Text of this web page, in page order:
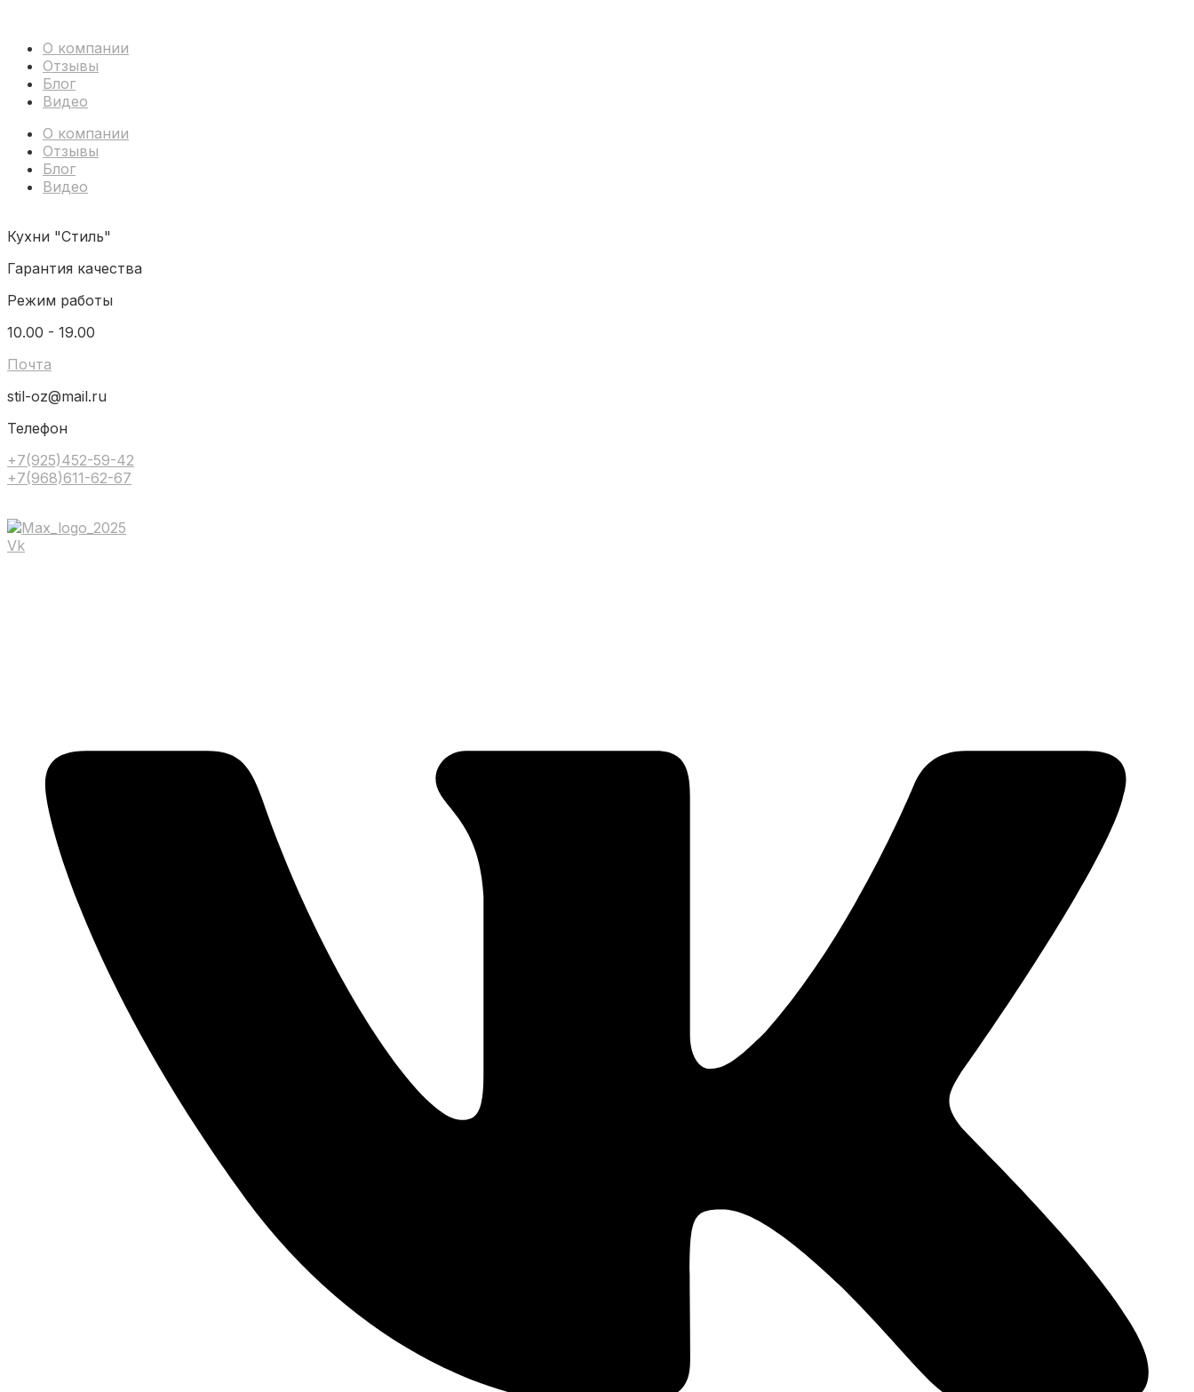
О компании
Отзывы
Блог
Видео
О компании
Отзывы
Блог
Видео
Кухни "Стиль"
Гарантия качества
Режим работы
10.00 - 19.00
Почта
stil-oz@mail.ru
Телефон
+7(925)452-59-42
+7(968)611-62-67
Vk